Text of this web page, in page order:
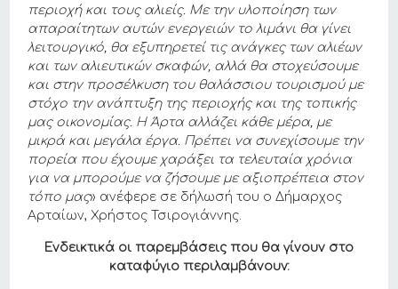
περιοχή και τους αλιείς. Με την υλοποίηση των
απαραίτητων αυτών ενεργειών το λιμάνι θα γίνει
λειτουργικό, θα εξυπηρετεί τις ανάγκες των αλιέων
και των αλιευτικών σκαφών, αλλά θα στοχεύσουμε
και στην προσέλκυση του θαλάσσιου τουρισμού με
στόχο την ανάπτυξη της περιοχής και της τοπικής
μας οικονομίας. Η Άρτα αλλάζει κάθε μέρα, με
μικρά και μεγάλα έργα. Πρέπει να συνεχίσουμε την
πορεία που έχουμε χαράξει τα τελευταία χρόνια
για να μπορούμε να ζήσουμε με αξιοπρέπεια στον
τόπο μας» ανέφερε σε δήλωσή του ο Δήμαρχος
Αρταίων, Χρήστος Τσιρογιάννης.
Ενδεικτικά οι παρεμβάσεις που θα γίνουν στο
καταφύγιο περιλαμβάνουν: